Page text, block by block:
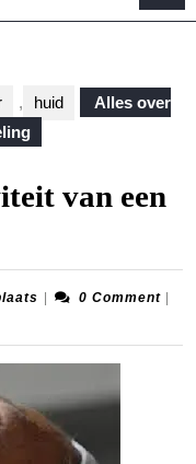
, huid
Alles over
van een
emotion-0 Comment